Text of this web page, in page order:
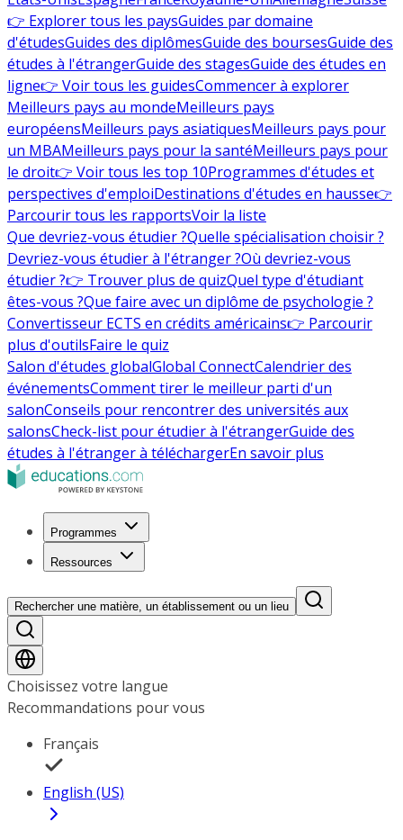
👉 Explorer tous les paysGuides par domaine
d'étudesGuides des diplômesGuide des boursesGuide des
études à l'étrangerGuide des stagesGuide des études en
ligne👉 Voir tous les guidesCommencer à explorer
Meilleurs pays au mondeMeilleurs pays
européensMeilleurs pays asiatiquesMeilleurs pays pour
un MBAMeilleurs pays pour la santéMeilleurs pays pour
le droit👉 Voir tous les top 10Programmes d'études et
perspectives d'emploiDestinations d'études en hausse👉
Parcourir tous les rapportsVoir la liste
Que devriez-vous étudier ?Quelle spécialisation choisir ?
Devriez-vous étudier à l'étranger ?Où devriez-vous
étudier ?👉 Trouver plus de quizQuel type d'étudiant
êtes-vous ?Que faire avec un diplôme de psychologie ?
Convertisseur ECTS en crédits américains👉 Parcourir
plus d'outilsFaire le quiz
Salon d'études globalGlobal ConnectCalendrier des
événementsComment tirer le meilleur parti d'un
salonConseils pour rencontrer des universités aux
salonsCheck-list pour étudier à l'étrangerGuide des
études à l'étranger à téléchargerEn savoir plus
Programmes
Ressources
Rechercher une matière, un établissement ou un lieu
Choisissez votre langue
Recommandations pour vous
Français
English (US)